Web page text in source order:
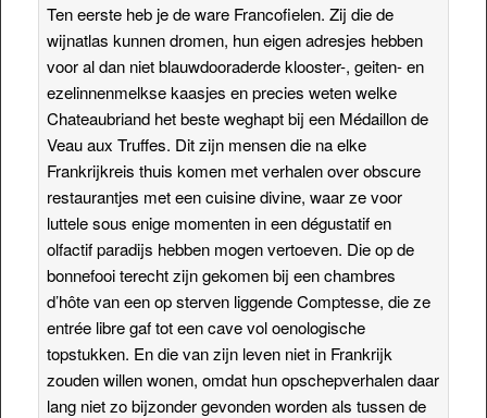
Ten eerste heb je de ware Francofielen. Zij die de
wijnatlas kunnen dromen, hun eigen adresjes hebben
voor al dan niet blauwdooraderde klooster-, geiten- en
ezelinnenmelkse kaasjes en precies weten welke
Chateaubriand het beste weghapt bij een Médaillon de
Veau aux Truffes. Dit zijn mensen die na elke
Frankrijkreis thuis komen met verhalen over obscure
restaurantjes met een cuisine divine, waar ze voor
luttele sous enige momenten in een dégustatif en
olfactif paradijs hebben mogen vertoeven. Die op de
bonnefooi terecht zijn gekomen bij een chambres
d’hôte van een op sterven liggende Comptesse, die ze
entrée libre gaf tot een cave vol oenologische
topstukken. En die van zijn leven niet in Frankrijk
zouden willen wonen, omdat hun opschepverhalen daar
lang niet zo bijzonder gevonden worden als tussen de